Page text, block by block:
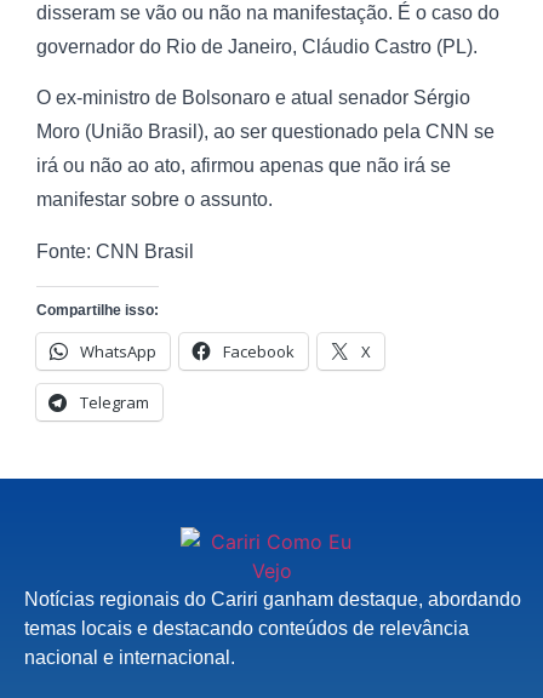
disseram se vão ou não na manifestação. É o caso do
governador do Rio de Janeiro, Cláudio Castro (PL).
O ex-ministro de Bolsonaro e atual senador Sérgio
Moro (União Brasil), ao ser questionado pela CNN se
irá ou não ao ato, afirmou apenas que não irá se
manifestar sobre o assunto.
Fonte: CNN Brasil
Compartilhe isso:
WhatsApp Facebook X
Telegram
Notícias regionais do Cariri ganham destaque, abordando
temas locais e destacando conteúdos de relevância
nacional e internacional.